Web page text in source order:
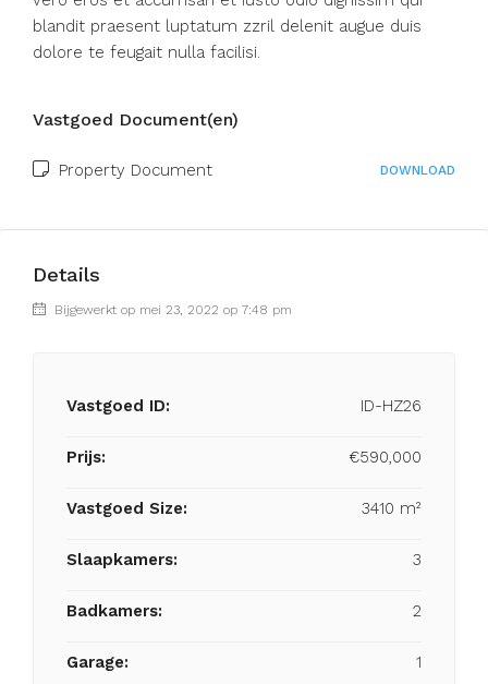
blandit praesent luptatum zzril delenit augue duis
dolore te feugait nulla facilisi.
Vastgoed Document(en)
Property Document DOWNLOAD
Details
Bijgewerkt op mei 23, 2022 op 7:48 pm
Vastgoed ID: ID-HZ26
Prijs: €590,000
Vastgoed Size: 3410 m²
Slaapkamers: 3
Badkamers: 2
Garage: 1